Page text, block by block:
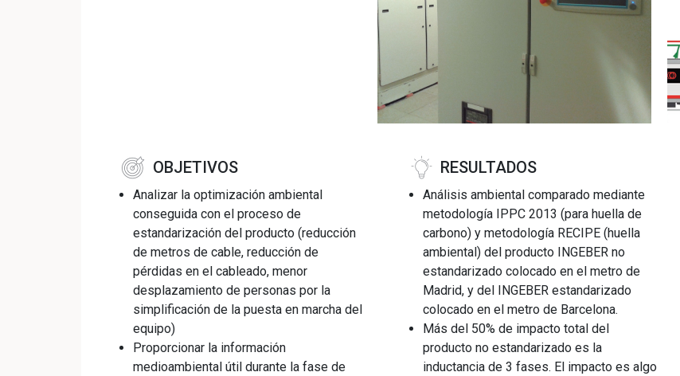
OBJETIVOS
Analizar la optimización ambiental
conseguida con el proceso de
estandarización del producto (reducción
de metros de cable, reducción de
pérdidas en el cableado, menor
desplazamiento de personas por la
simplificación de la puesta en marcha del
equipo)
Proporcionar la información
medioambiental útil durante la fase de
RESULTADOS
Análisis ambiental comparado mediante
metodología IPPC 2013 (para huella de
carbono) y metodología RECIPE (huella
ambiental) del producto INGEBER no
estandarizado colocado en el metro de
Madrid, y del INGEBER estandarizado
colocado en el metro de Barcelona.
Más del 50% de impacto total del
producto no estandarizado es la
inductancia de 3 fases. El impacto es algo